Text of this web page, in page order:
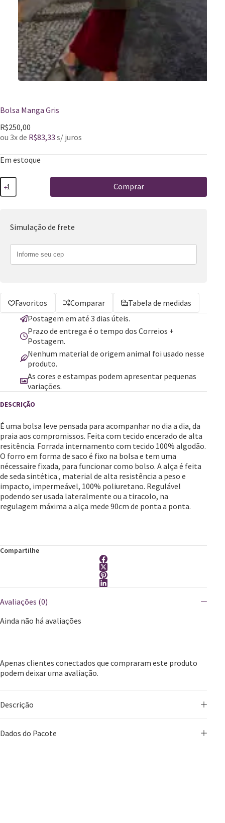
Bolsa Manga Gris
R$250,00
ou 3x de R$83,33 s/ juros
Em estoque
Comprar
Simulação de frete
Favoritos Comparar
Tabela de medidas
Postagem em até 3 dias úteis.
Prazo de entrega é o tempo dos Correios +
Postagem.
Nenhum material de origem animal foi usado nesse
produto.
As cores e estampas podem apresentar pequenas
variações.
É uma bolsa leve pensada para acompanhar no dia a dia, da
praia aos compromissos. Feita com tecido encerado de alta
resitência. Forrada internamento com tecido 100% algodão.
O forro em forma de saco é fixo na bolsa e tem uma
nécessaire fixada, para funcionar como bolso. A alça é feita
de seda sintética , material de alta resistência a peso e
impacto, impermeável, 100% poliuretano. Regulável
podendo ser usada lateralmente ou a tiracolo, na
regulagem máxima a alça mede 90cm de ponta a ponta.
Compartilhe
Avaliações (0)
Ainda não há avaliações
Apenas clientes conectados que compraram este produto
podem deixar uma avaliação.
Descrição
Dados do Pacote